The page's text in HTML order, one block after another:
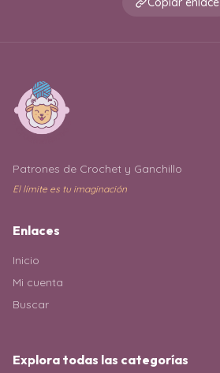
Patrones de Crochet y Ganchillo
El límite es tu imaginación
Enlaces
Inicio
Mi cuenta
Buscar
Explora todas las categorías